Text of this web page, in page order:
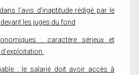
l’avis d’inaptitude rédigé par le
les juges du fond
: caractère sérieux et
: le salarié doit avoir accès à